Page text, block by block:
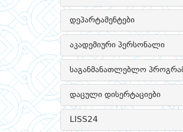
დეპარტამენტები
აკადემიური პერსონალი
საგანმანათლებლო
დაცული დისერტაციები
LISS24